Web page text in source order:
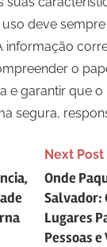
deve
informação
o
e garantir que
segura,
Next Post
Onde
Salvador:
Lugares
Pessoas